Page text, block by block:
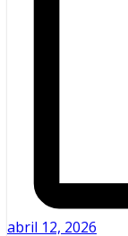
abril 12, 2026